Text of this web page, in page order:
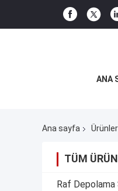
ANA
Ana sayfa Ürünler
TÜM
Raf Depolama